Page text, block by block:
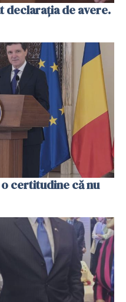
declaraţia de avere.
certitudine că nu